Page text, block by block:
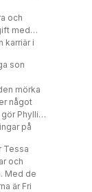
och
med
karriär i
son
mörka
något
Phyllis
på
Tessa
och
Med de
är Fri